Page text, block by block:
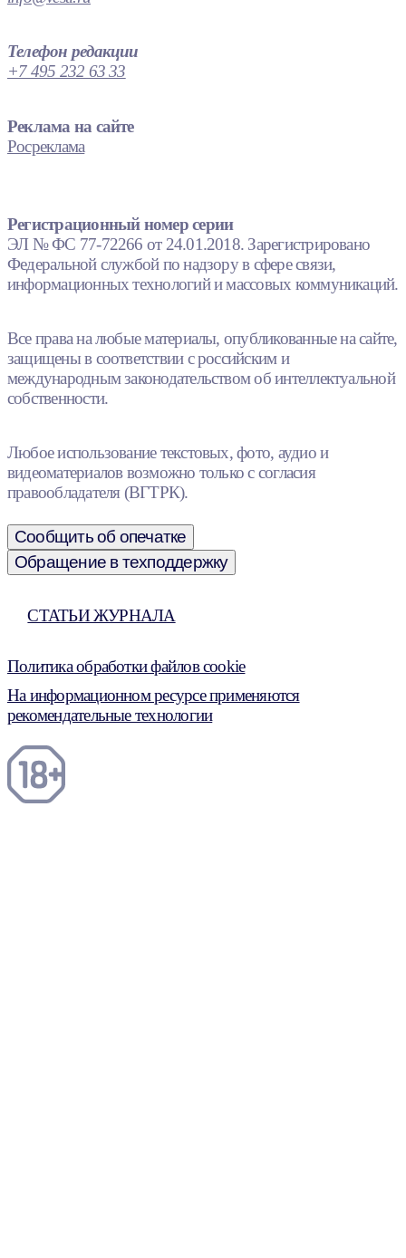
Телефон редакции
+7 495 232 63 33
Реклама на сайте
Росреклама
Регистрационный номер серии
ЭЛ № ФС 77-72266 от 24.01.2018. Зарегистрировано
Федеральной службой по надзору в сфере связи,
информационных технологий и массовых коммуникаций.
Все права на любые материалы, опубликованные на сайте,
защищены в соответствии с российским и
международным законодательством об интеллектуальной
собственности.
Любое использование текстовых, фото, аудио и
видеоматериалов возможно только с согласия
правообладателя (ВГТРК).
Сообщить об опечатке
Обращение в техподдержку
СТАТЬИ ЖУРНАЛА
Политика обработки файлов cookie
На информационном ресурсе применяются
рекомендательные технологии